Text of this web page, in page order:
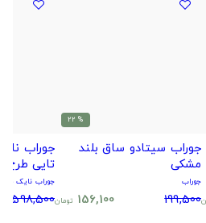
% 22
جوراب سیتادو ساق بلند
مشکی
جوراب
199,500
156,100 تومان
تایی طرح
جوراب نایک ساق
598,500